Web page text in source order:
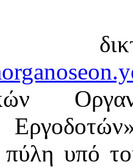
πύλη υπό